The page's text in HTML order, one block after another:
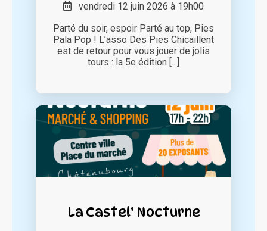
vendredi 12 juin 2026 à 19h00
Parté du soir, espoir Parté au top, Pies
Pala Pop ! L’asso Des Pies Chicaillent
est de retour pour vous jouer de jolis
tours : la 5e édition [...]
La Castel’ Nocturne